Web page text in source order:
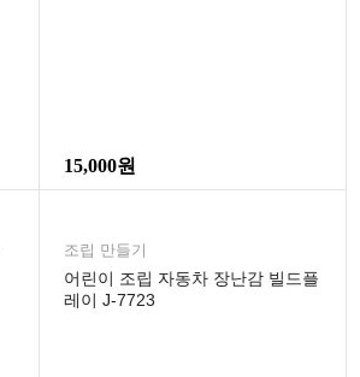
15,000원
조립 만들기
어린이 조립 자동차 장난감 빌드플
레이 J-7723